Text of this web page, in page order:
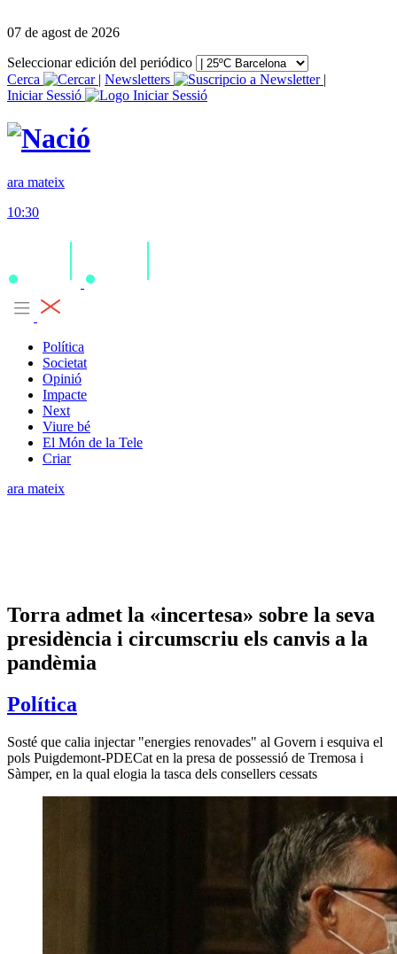
07 de agost de 2026
Seleccionar edición del periódico
Cerca
| Newsletters
|
Iniciar Sessió
ara mateix
10:30
Política
Societat
Opinió
Impacte
Next
Viure bé
El Món de la Tele
Criar
ara mateix
Torra admet la «incertesa» sobre la seva
presidència i circumscriu els canvis a la
pandèmia
Política
Sosté que calia injectar "energies renovades" al Govern i esquiva el
pols Puigdemont-PDECat en la presa de possessió de Tremosa i
Sàmper, en la qual elogia la tasca dels consellers cessats